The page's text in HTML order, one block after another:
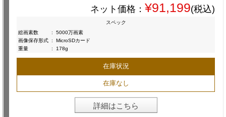
ネット価格： ¥91,199(税込)
スペック
総画素数
:
5000万画素
画像保存形式 :
MicroSDカード
重量
: 178g
在庫状況
在庫なし
詳細はこちら